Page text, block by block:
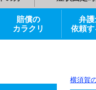
療中の方 症